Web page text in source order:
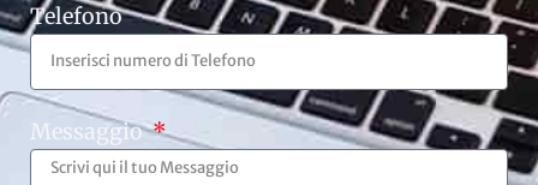
Telefono
Messaggio